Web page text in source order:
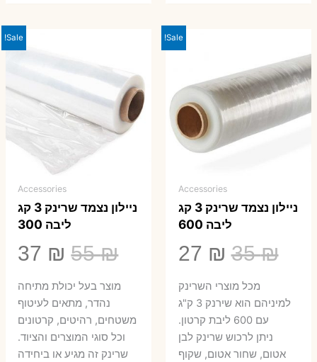
Sale!
Accessories
ניילון נצמד שרינק 3 קג
ליבה 600
35₪
המחיר
המקורי
היה:
35 ₪.
27 ₪
הנוכחי
הוא:
מכל מוצרי השרינק
למיניהם הוא שירנק 3 ק"ג
עם 600 ליבת קרטון.
ניתן לרכוש שרינק לבן
אטום, שחור אטום, שקוף
Sale!
Accessories
ניילון נצמד שרינק 3 קג
ליבה 300
55₪
המחיר
המקורי
היה:
55 ₪.
37 ₪
₪.
מוצר בעל יכולת מתיחה
נהדר, מתאים לעיטוף
משטחים, רהיטים, קרטונים
וכל סוגי המוצרים והציוד.
שרינק זה מגיע או ביחידה